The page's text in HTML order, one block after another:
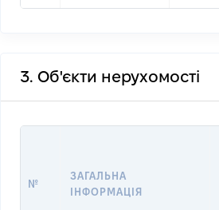
3. Об'єкти нерухомості
№
ЗАГАЛЬНА
ІНФОРМАЦІЯ